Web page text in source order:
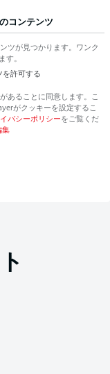
コンテンツ
ツが見つかります。ワンク
す。
を許可する
あることに同意します。こ
がクッキーを設定するこ
バシーポリシーをご覧くだ
集